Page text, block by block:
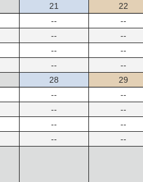
21
--
--
--
--
22
--
--
--
--
28
--
--
--
--
29
--
--
--
--